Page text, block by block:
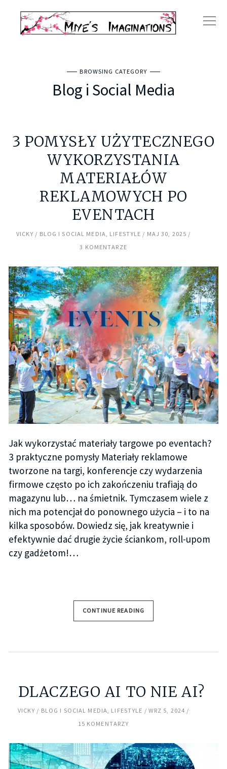
BROWSING CATEGORY
Blog i Social Media
3 POMYSŁY UŻYTECZNEGO
WYKORZYSTANIA
MATERIAŁÓW
REKLAMOWYCH PO
EVENTACH
VICKY BLOG I SOCIAL MEDIA LIFESTYLE
MAJ 30, 2025
3 KOMENTARZE
Jak wykorzystać materiały targowe po eventach?
3 praktyczne pomysły Materiały reklamowe
tworzone na targi, konferencje czy wydarzenia
firmowe często po ich zakończeniu trafiają do
magazynu lub… na śmietnik. Tymczasem wiele z
nich ma potencjał do ponownego użycia – i to na
kilka sposobów. Dowiedz się, jak kreatywnie i
efektywnie dać drugie życie ściankom, roll-upom
czy gadżetom!…
CONTINUE READING
DLACZEGO AI TO NIE AI?
VICKY BLOG I SOCIAL MEDIA LIFESTYLE
WRZ 5, 2024
15 KOMENTARZY